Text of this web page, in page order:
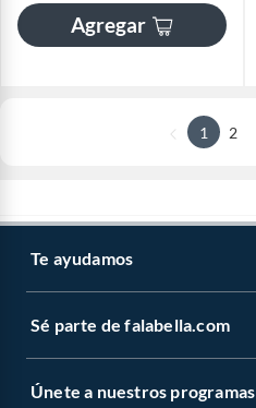
Agregar
1 2
Te ayudamos
Sé parte de falabella.com
Únete a nuestros programas